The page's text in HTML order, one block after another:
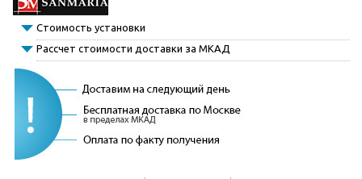
Стоимость установки
Рассчет стоимости доставки за МКАД